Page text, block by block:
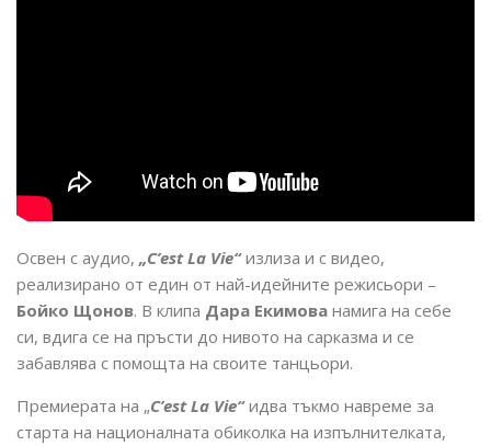
Освен с аудио, „C’est La Vie“излиза и с видео,
реализирано от един от най-идейните режисьори –
Бойко Щонов. В клипа Дара Екимова намига на себе
си, вдига се на пръсти до нивото на сарказма и се
забавлява с помощта на своите танцьори.
Премиерата на „C’est La Vie“идва тъкмо навреме за
старта на националната обиколка на изпълнителката,